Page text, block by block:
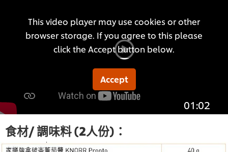
This video player may use cookies or other
browser storage. If you agree to this please
click the Accept button below.
Accept
01:02
食材/ 調味料 (2人份)：